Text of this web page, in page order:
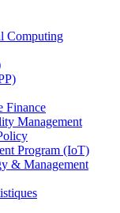
Computing
Finance
Management
Program (IoT)
& Management